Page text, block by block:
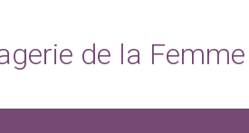
de la Femme